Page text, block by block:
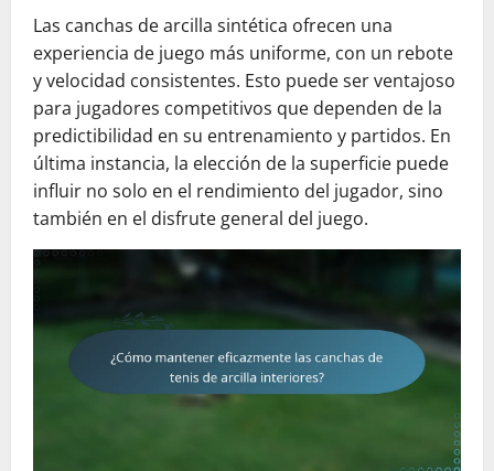
Las canchas de arcilla sintética ofrecen una
experiencia de juego más uniforme, con un rebote
y velocidad consistentes. Esto puede ser ventajoso
para jugadores competitivos que dependen de la
predictibilidad en su entrenamiento y partidos. En
última instancia, la elección de la superficie puede
influir no solo en el rendimiento del jugador, sino
también en el disfrute general del juego.